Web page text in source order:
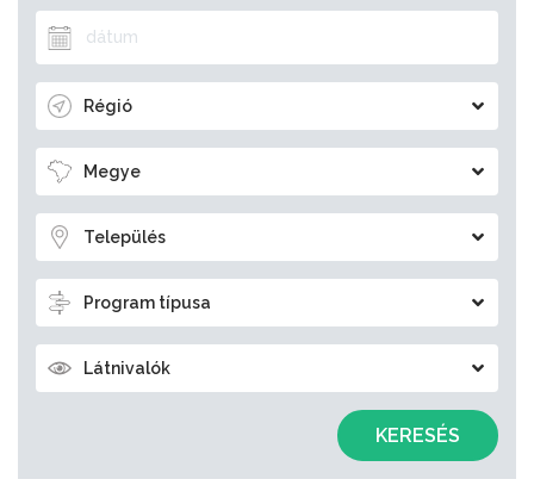
Régió
Megye
Település
Program típusa
Látnivalók
KERESÉS